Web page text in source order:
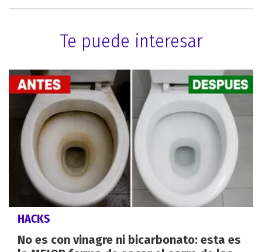
Te puede interesar
HACKS
No es con vinagre ni bicarbonato: esta es